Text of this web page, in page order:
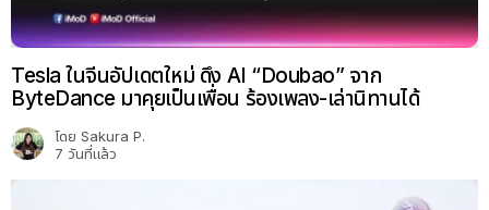
Tesla ในจีนอัปเดตใหม่ ดึง AI “Doubao” จาก
ByteDance มาคุยเป็นเพื่อน ร้องเพลง-เล่านิทานได้
โดย Sakura P.
7 วันที่แล้ว